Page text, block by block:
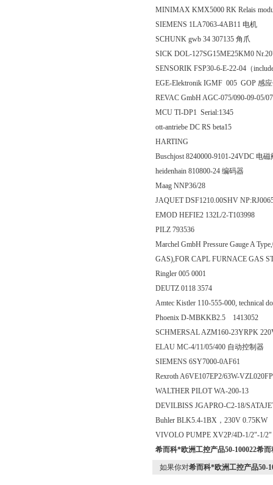
MINIMAX KMX5000 RK Relais
SIEMENS 1LA7063-4AB11 电机
SCHUNK gwb 34 307135 角爪
SICK DOL-127SG15ME25KM0
SENSORIK FSP30-6-E-22-04（
EGE-Elektronik IGMF 005 GOP 感
REVAC GmbH AGC-075/090-09-05/
MCU TI-DP1 Serial:1345
ott-antriebe DC RS beta15
HARTING
Buschjost 8240000-9101-24VDC 电磁
heidenhain 810800-24 编码器
Maag NNP36/28
JAQUET DSF1210.00SHV
EMOD HEFIE2 132L/2-T103998
PILZ 793536
Marchel GmbH Pressure Gauge A
GAS),FOR CAPL FURNACE GAS
Ringler 005 0001
DEUTZ 0118 3574
Amtec Kistler 110-555-000, technical
Phoenix D-MBKKB2.5 1413052
SCHMERSAL AZM160-23YRPK
ELAU MC-4/11/05/400 自动控制器
SIEMENS 6SY7000-0AF61
Rexroth A6VE107EP2/63W-
WALTHER PILOT WA-200-13
DEVILBISS JGAPRO-C2-18/
Buhler BLK5.4-1BX，230V 0.75KW
VIVOLO PUMPE XV2P/4D-1/2"-1/2"
希而科*欧洲工控产品50-100022希而
如果你对希而科*欧洲工控产品50-